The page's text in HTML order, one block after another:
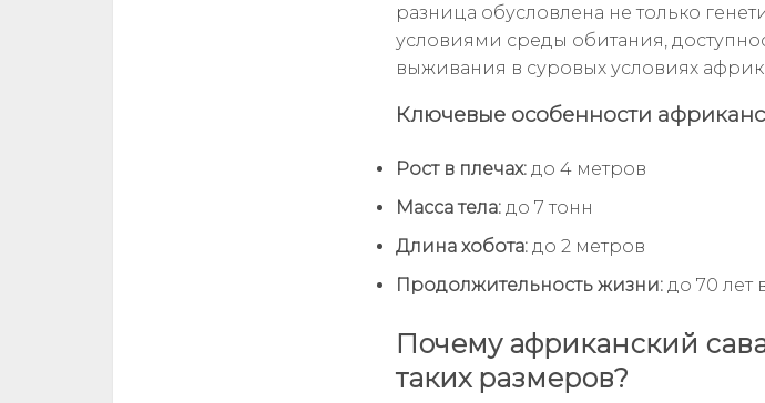
разница обусловлена не только
условиями среды обитания,
выживания в суровых условиях
Ключевые особенности
Рост в плечах: до 4 метров
Масса тела: до 7 тонн
Длина хобота: до 2 метров
Продолжительность жизни: до 70 лет
Почему африканский
таких размеров?